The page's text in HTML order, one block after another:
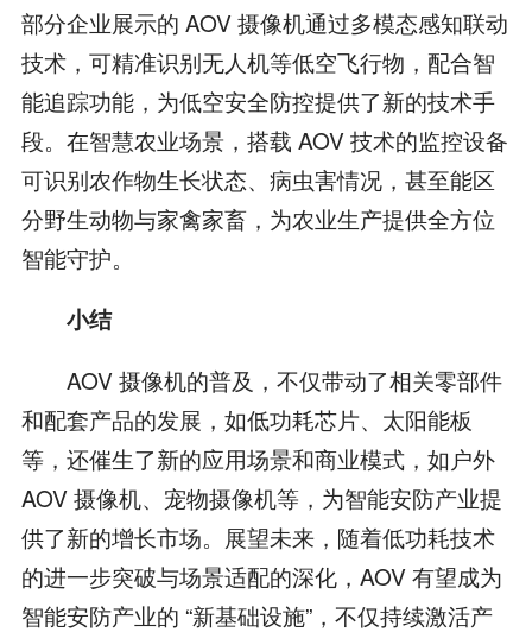
部分企业展示的 AOV 摄像机通过多模态感知联动
技术，可精准识别无人机等低空飞行物，配合智
能追踪功能，为低空安全防控提供了新的技术手
段。在智慧农业场景，搭载 AOV 技术的监控设备
可识别农作物生长状态、病虫害情况，甚至能区
分野生动物与家禽家畜，为农业生产提供全方位
智能守护。
小结
AOV 摄像机的普及，不仅带动了相关零部件
和配套产品的发展，如低功耗芯片、太阳能板
等，还催生了新的应用场景和商业模式，如户外
AOV 摄像机、宠物摄像机等，为智能安防产业提
供了新的增长市场。展望未来，随着低功耗技术
的进一步突破与场景适配的深化，AOV 有望成为
智能安防产业的 “新基础设施”，不仅持续激活产